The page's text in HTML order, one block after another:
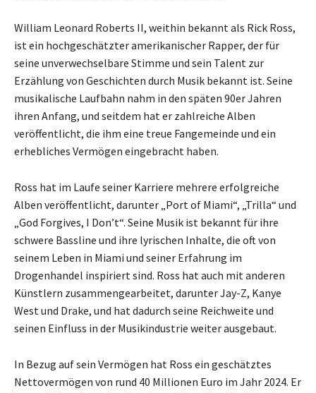
William Leonard Roberts II, weithin bekannt als Rick Ross,
ist ein hochgeschätzter amerikanischer Rapper, der für
seine unverwechselbare Stimme und sein Talent zur
Erzählung von Geschichten durch Musik bekannt ist. Seine
musikalische Laufbahn nahm in den späten 90er Jahren
ihren Anfang, und seitdem hat er zahlreiche Alben
veröffentlicht, die ihm eine treue Fangemeinde und ein
erhebliches Vermögen eingebracht haben.
Ross hat im Laufe seiner Karriere mehrere erfolgreiche
Alben veröffentlicht, darunter „Port of Miami“, „Trilla“ und
„God Forgives, I Don’t“. Seine Musik ist bekannt für ihre
schwere Bassline und ihre lyrischen Inhalte, die oft von
seinem Leben in Miami und seiner Erfahrung im
Drogenhandel inspiriert sind. Ross hat auch mit anderen
Künstlern zusammengearbeitet, darunter Jay-Z, Kanye
West und Drake, und hat dadurch seine Reichweite und
seinen Einfluss in der Musikindustrie weiter ausgebaut.
In Bezug auf sein Vermögen hat Ross ein geschätztes
Nettovermögen von rund 40 Millionen Euro im Jahr 2024. Er